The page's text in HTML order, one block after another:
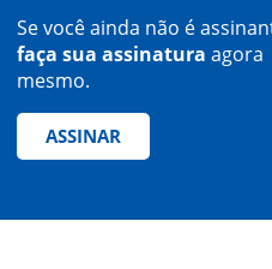
Se você ainda não é
faça sua assinatura agora
mesmo.
ASSINAR